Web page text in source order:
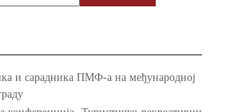
и сарадника ПМФ-а на међународној